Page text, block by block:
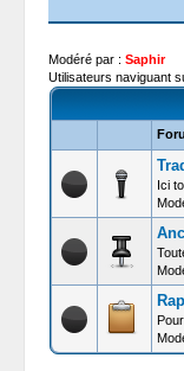
Modéré par :Saphir
Utilisateurs naviguant
Ici